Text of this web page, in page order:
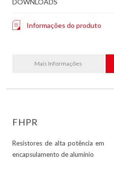
DOWNLOADS
Informações do produto
Mais Informações
FHPR
Resistores de alta potência em
encapsulamento de alumínio